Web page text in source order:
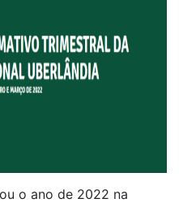
o ano de 2022 na